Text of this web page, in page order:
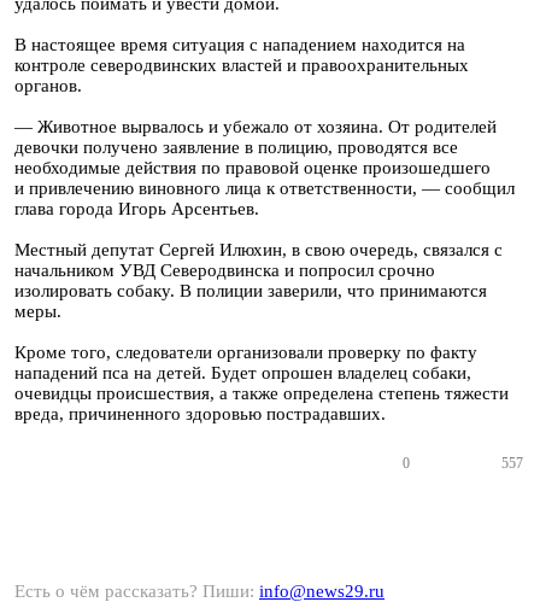
В настоящее время ситуация с нападением находится на
контроле северодвинских властей и правоохранительных
органов.
— Животное вырвалось и убежало от хозяина. От родителей
девочки получено заявление в полицию, проводятся все
необходимые действия по правовой оценке произошедшего
и привлечению виновного лица к ответственности, — сообщил
глава города Игорь Арсентьев.
Местный депутат Сергей Илюхин, в свою очередь, связался с
начальником УВД Северодвинска и попросил срочно
изолировать собаку. В полиции заверили, что принимаются
меры.
Кроме того, следователи организовали проверку по факту
нападений пса на детей. Будет опрошен владелец собаки,
очевидцы происшествия, а также определена степень тяжести
вреда, причиненного здоровью пострадавших.
0 557
Есть о чём рассказать? Пиши: info@news29.ru